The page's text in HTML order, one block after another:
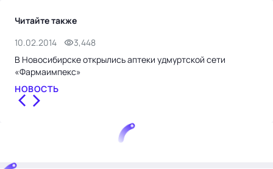
Читайте также
10.02.2014
3,448
В Новосибирске открылись аптеки удмуртской сети
«Фармаимпекс»
НОВОСТЬ